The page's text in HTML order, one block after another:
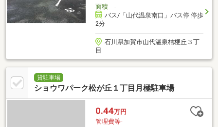
面積-
バス/「山代温泉南口」バス停 停歩
2分
石川県加賀市山代温泉桔梗丘３丁
目
貸駐車場
ショウワパーク松が丘１丁目月極駐車場
0.44万円
管理費等-